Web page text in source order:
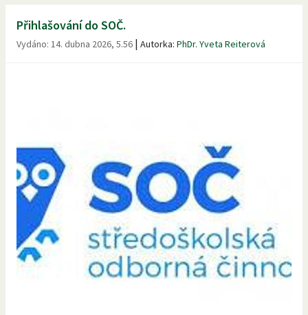
Přihlašování do SOČ.
Vydáno: 14. dubna 2026, 5.56 | Autorka: PhDr. Yveta Reiterová